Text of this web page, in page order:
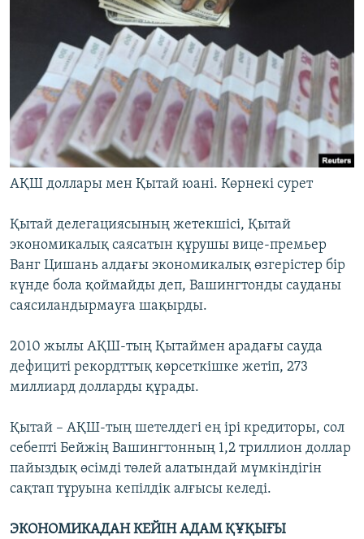
АҚШ доллары мен Қытай юані. Көрнекі сурет
Қытай делегациясының жетекшісі, Қытай
экономикалық саясатын құрушы вице-премьер
Ванг Цишань алдағы экономикалық өзгерістер бір
күнде бола қоймайды деп, Вашингтонды сауданы
саясиландырмауға шақырды.
2010 жылы АҚШ-тың Қытаймен арадағы сауда
дефициті рекордттық көрсеткішке жетіп, 273
миллиард долларды құрады.
Қытай – АҚШ-тың шетелдегі ең ірі кредиторы, сол
себепті Бейжің Вашингтонның 1,2 триллион доллар
пайыздық өсімді төлей алатындай мүмкіндігін
сақтап тұруына кепілдік алғысы келеді.
ЭКОНОМИКАДАН КЕЙІН АДАМ ҚҰҚЫҒЫ